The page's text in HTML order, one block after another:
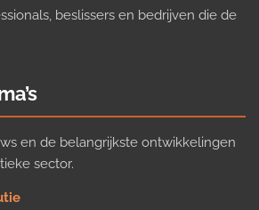
beslissers en bedrijven die de
en de belangrijkste ontwikkelingen
sector.